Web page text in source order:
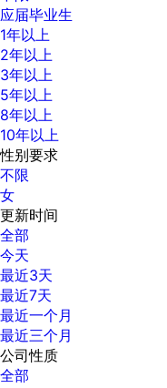
应届毕业生
1年以上
2年以上
3年以上
5年以上
8年以上
10年以上
性别要求
不限
女
更新时间
全部
今天
最近3天
最近7天
最近一个月
最近三个月
公司性质
全部